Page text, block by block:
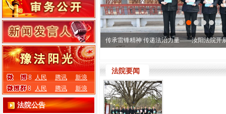
人民 腾讯
新浪
人民
腾讯 新浪
法院公告
·为进一步规范执行案款收发、管
理，完善执行案款管理工作，维
护当事人合法权益，防患廉政风
险，现将河南省汝阳县人民法院
拟向案外人发放的金额公示如
下： 特别提示：公示期满3个自然
日后，如无当事人提出异议，则
该案款将向案外人发放，监督电
话：0379-63157915。 河南省汝阳
县人民法院执行局 2026年8月7日
为进一步规范执行案款收发、管
传承雷锋精神 传递法治力量——汝阳法院开
法院要闻